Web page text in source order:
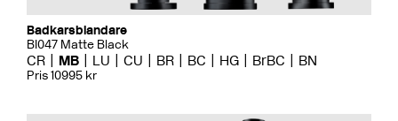
Badkarsblandare
BI047 Matte Black
CR MB LU CU BR BC HG BrBC BN
Pris 10995 kr